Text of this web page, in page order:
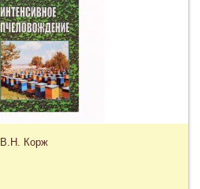
В.Н. Корж